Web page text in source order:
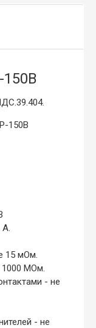
150В
150В
15 мОм.
МОм.
- не
- не